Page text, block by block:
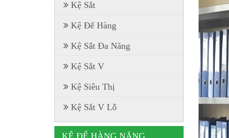
Kệ Sắt
Kệ Để Hàng
Kệ Sắt Đa Năng
Kệ Sắt V
Kệ Siêu Thị
Kệ Sắt V Lỗ
KỆ ĐỂ HÀNG NẶNG